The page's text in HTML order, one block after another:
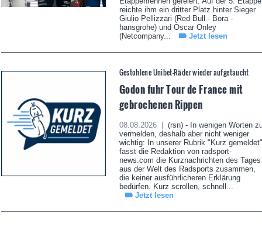
reichte ihm ein dritter Platz hinter Sieger
Giulio Pellizzari (Red Bull - Bora -
hansgrohe) und Oscar Onley
(Netcompany...
Jetzt lesen
Gestohlene Unibet-Räder wieder aufgetaucht
Godon fuhr Tour de France mit
gebrochenen Rippen
08.08.2026 |
(rsn) - In wenigen Worten
vermelden, deshalb aber nicht weniger
wichtig: In unserer Rubrik "Kurz gemeldet"
fasst die Redaktion von radsport-
news.com die Kurznachrichten des Tages
aus der Welt des Radsports zusammen,
die keiner ausführlicheren Erklärung
bedürfen. Kurz scrollen, schnell...
Jetzt lesen